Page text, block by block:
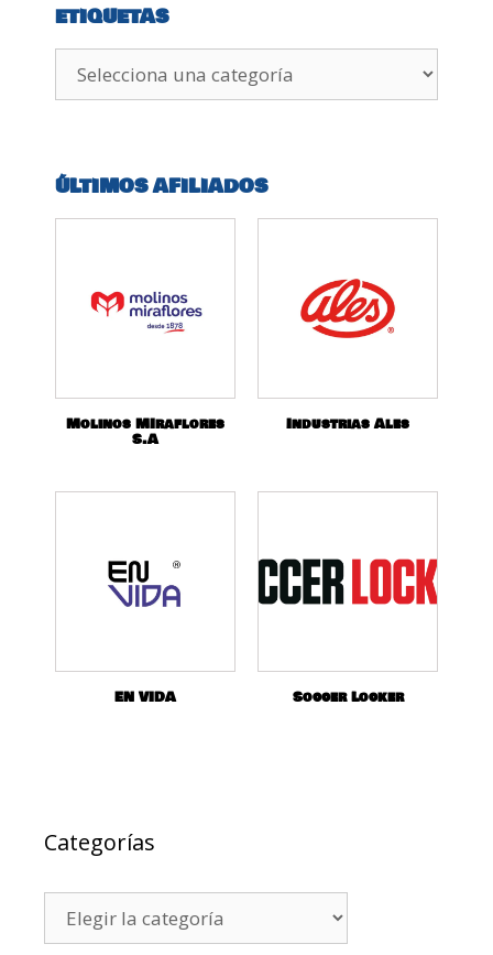
ETIQUETAS
ÚLTIMOS AFILIADOS
Molinos MIraflores
S.A
Industrias Ales
EN VIDA Soccer Locker
Categorías